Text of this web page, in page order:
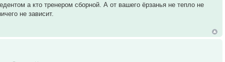
а кто тренером сборной. А от вашего ёрзанья не тепло не
не зависит.